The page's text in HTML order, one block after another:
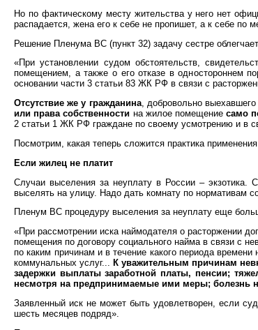
Но по фактическому месту жительства у него нет
распадается, жена его к себе не пропишет, а к себе по
Решение Пленума ВС (пункт 32) задачу сестре облегчает.
«При установлении судом обстоятельств,
помещением, а также о его отказе в одностороннем
основании части 3 статьи 83 ЖК РФ в связи с
Отсутствие же у гражданина, добровольно
или права собственности на жилое помещениесамо
2 статьи 1 ЖК РФ граждане по своему усмотрению и в
Посмотрим, какая теперь сложится практика применения
Если жилец не платит
Случаи выселения за неуплату в России –
выселять на улицу. Надо дать комнату по нормативам
Пленум ВС процедуру выселения за неуплату еще
«При рассмотрении иска наймодателя о расторжении
помещения по договору социального найма в связи с
по каким причинам и в течение какого периода
коммунальных услуг... К уважительным причинам
задержки выплаты заработной платы, пенсии;
несмотря на предпринимаемые ими меры; болезнь
Заявленный иск не может быть удовлетворен, если
шесть месяцев подряд».